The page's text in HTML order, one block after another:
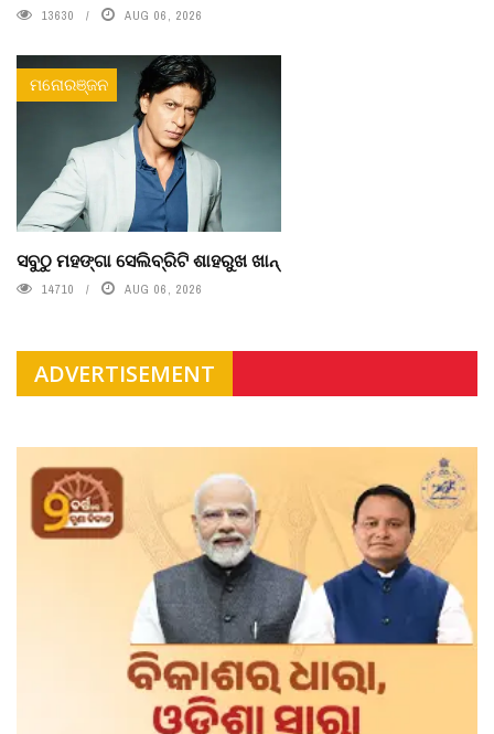
13630 AUG 06, 2026
ମନୋରଞ୍ଜନ
ସବୁଠୁ ମହଙ୍ଗା ସେଲିବ୍ରିଟି ଶାହରୁଖ ଖାନ୍
14710 AUG 06, 2026
ADVERTISEMENT